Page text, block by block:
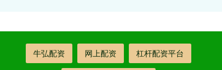
牛弘配资 网上配资 杠杆配资平台